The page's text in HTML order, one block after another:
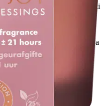
tuoksulle! Kynttilä palaa peräti
taatusti puhtain
vapautuu. Tutustu
puutarhaan, joka on
Tehty rakkaudella ihmisten ja